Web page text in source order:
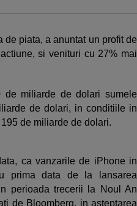
piata, a anuntat un profit de
si venituri cu 27% mai
miliarde de dolari sumele
de dolari, in conditiile in
de miliarde de dolari.
ca vanzarile de iPhone in
prima data de la lansarea
perioada trecerii la Noul An
de Bloomberg, in asteptarea